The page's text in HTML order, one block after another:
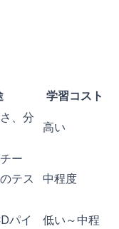
学習コスト
、分
高い
ー
テス
中程度
パイ
低い～中程